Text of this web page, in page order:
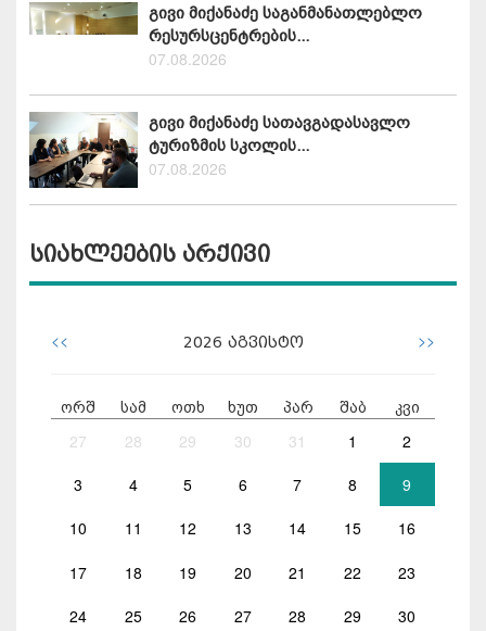
გივი მიქანაძე საგანმანათლებლო
რესურსცენტრების...
07.08.2026
გივი მიქანაძე სათავგადასავლო
ტურიზმის სკოლის...
07.08.2026
სიახლეების არქივი
<< 2026 აგვისტო >>
ორშ სამ ოთხ ხუთ პარ შაბ კვი
27 28 29 30 31 1 2
3 4 5 6 7 8 9
10 11 12 13 14 15 16
17 18 19 20 21 22 23
24 25 26 27 28 29 30